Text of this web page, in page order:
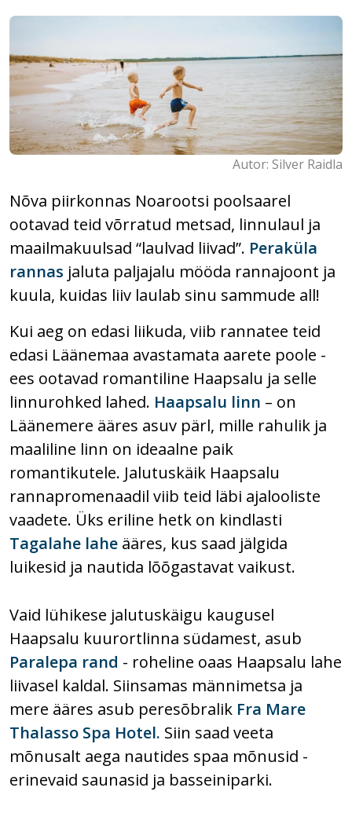
Autor: Silver Raidla
Nõva piirkonnas Noarootsi poolsaarel
ootavad teid võrratud metsad, linnulaul ja
maailmakuulsad “laulvad liivad”. Peraküla
rannas jaluta paljajalu mööda rannajoont ja
kuula, kuidas liiv laulab sinu sammude all!
Kui aeg on edasi liikuda, viib rannatee teid
edasi Läänemaa avastamata aarete poole -
ees ootavad romantiline Haapsalu ja selle
linnurohked lahed. Haapsalu linn – on
Läänemere ääres asuv pärl, mille rahulik ja
maaliline linn on ideaalne paik
romantikutele. Jalutuskäik Haapsalu
rannapromenaadil viib teid läbi ajalooliste
vaadete. Üks eriline hetk on kindlasti
Tagalahe lahe ääres, kus saad jälgida
luikesid ja nautida lõõgastavat vaikust.
Vaid lühikese jalutuskäigu kaugusel
Haapsalu kuurortlinna südamest, asub
Paralepa rand - roheline oaas Haapsalu lahe
liivasel kaldal. Siinsamas männimetsa ja
mere ääres asub peresõbralik Fra Mare
Thalasso Spa Hotel. Siin saad veeta
mõnusalt aega nautides spaa mõnusid -
erinevaid saunasid ja basseiniparki.